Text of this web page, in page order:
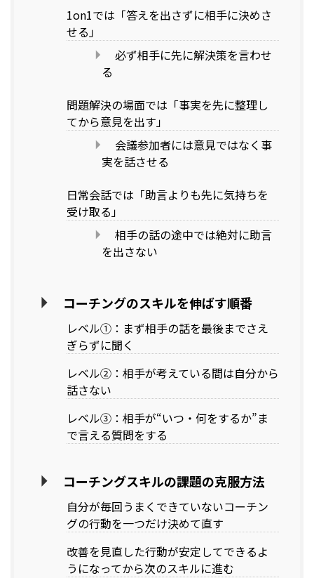
1on1では「答えを出さずに相手に決めさ
せる」
必ず相手に先に解決策を言わせ
る
問題解決の場面では「事実を先に整理し
てから意見を出す」
会議参加者には意見ではなく事
実を話させる
日常会話では「助言よりも先に気持ちを
受け取る」
相手の話の途中では絶対に助言
を出さない
コーチングのスキルを伸ばす順番
レベル①：まず相手の話を最後までさえ
ぎらずに聞く
レベル②：相手が考えている間は自分から
話さない
レベル③：相手が“いつ・何をするか”ま
で言える質問をする
コーチングスキルの課題の克服方法
自分が毎回うまくできていないコーチン
グの行動を一つだけ決めて直す
改善を見直した行動が安定してできるよ
うになってから次のスキルに進む